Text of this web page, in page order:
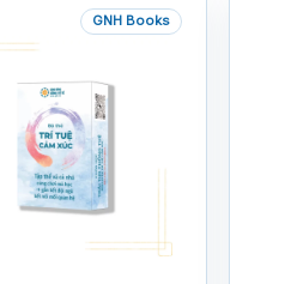
GNH Books